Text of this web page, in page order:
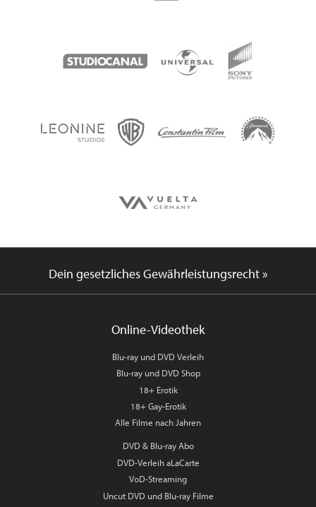
Dein gesetzliches Gewährleistungsrecht »
Online-Videothek
Blu-ray und DVD Verleih
Blu-ray und DVD Shop
18+ Erotik
18+ Gay-Erotik
Alle Filme nach Jahren
DVD & Blu-ray Abo
DVD-Verleih aLaCarte
VoD-Streaming
Uncut DVD und Blu-ray Filme